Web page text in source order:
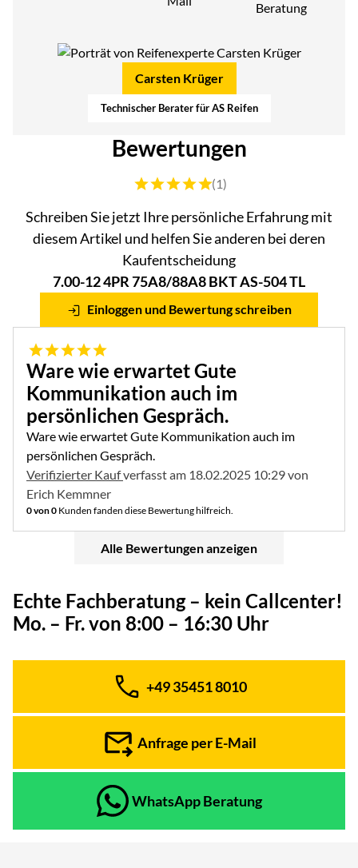
Beratung
Carsten Krüger
Technischer Berater für AS Reifen
Bewertungen
Bewertung: 5 von 5 (1 Bewertungen)
(1)
Schreiben Sie jetzt Ihre persönliche Erfahrung mit
diesem Artikel und helfen Sie anderen bei deren
Kaufentscheidung
7.00-12 4PR 75A8/88A8 BKT AS-504 TL
Einloggen und Bewertung schreiben
5 von 5
Ware wie erwartet Gute
Kommunikation auch im
persönlichen Gespräch.
Ware wie erwartet Gute Kommunikation auch im
persönlichen Gespräch.
Verifizierter Kaufverfasst am 18.02.2025 10:29 von
Erich Kemmner
0 von 0 Kunden fanden diese Bewertung hilfreich.
Alle Bewertungen anzeigen
Echte Fachberatung – kein Callcenter!
Mo. – Fr. von 8:00 – 16:30 Uhr
Telefon:
+49 35451 8010
Anfrage per E-Mail
WhatsApp Beratung